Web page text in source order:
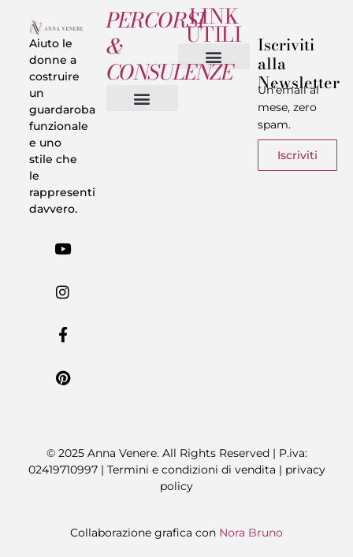
Aiuto le
donne a
costruire
un
guardaroba
funzionale
e uno
stile che
le
rappresenti
davvero.
PERCORSI
&
CONSULENZE
LINK
UTILI Iscriviti
alla
Newsletter
Un’email al
mese, zero
spam.
Iscriviti
© 2025 Anna Venere. All Rights Reserved | P.iva:
02419710997 | Termini e condizioni di vendita | privacy
policy
Collaborazione grafica con Nora Bruno